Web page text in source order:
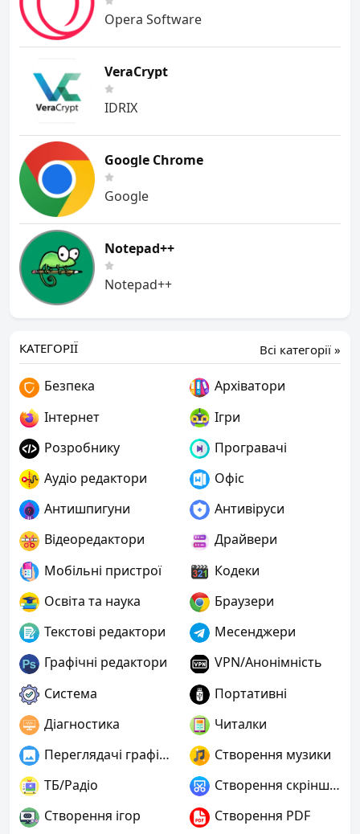
Opera Software
VeraCrypt
IDRIX
Google Chrome
Google
Notepad++
Notepad++
Всі категорії »
КАТЕГОРІЇ
Безпека
Архіватори
Інтернет
Ігри
Розробнику
Програвачі
Аудіо редактори
Офіс
Антишпигуни
Антивіруси
Відеоредактори
Драйвери
Мобільні пристрої
Кодеки
Освіта та наука
Браузери
Текстові редактори
Месенджери
Графічні редактори
VPN/Анонімність
Система
Портативні
Діагностика
Читалки
Переглядачі графіки
Створення музики
ТБ/Радіо
Створення скріншотів
Створення ігор
Створення PDF